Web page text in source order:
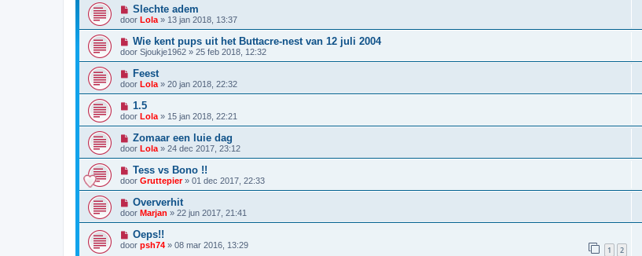
Slechte adem
door Lola » 13 jan 2018, 13:37
Wie kent pups uit het Buttacre-nest van 12 juli 2004
door Sjoukje1962 » 25 feb 2018, 12:32
Feest
door Lola » 20 jan 2018, 22:32
1.5
door Lola » 15 jan 2018, 22:21
Zomaar een luie dag
door Lola » 24 dec 2017, 23:12
Tess vs Bono !!
door Gruttepier» 01 dec 2017, 22:33
Oververhit
door Marjan » 22 jun 2017, 21:41
Oeps!!
door psh74 » 08 mar 2016, 13:29 1 2